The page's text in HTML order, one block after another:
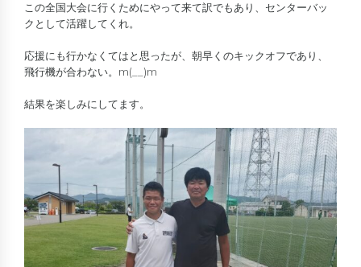
この全国大会に行くためにやって来て訳でもあり、センターバッ
クとして活躍してくれ。
応援にも行かなくてはと思ったが、朝早くのキックオフであり、
飛行機が合わない。m(__)m
結果を楽しみにしてます。